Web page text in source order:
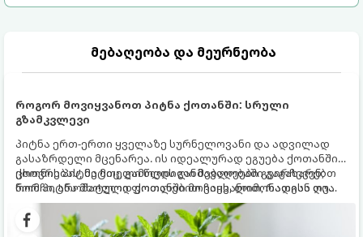
მებაღეობა და მეურნეობა
როგორ მოვიყვანოთ პიტნა ქოთანში: სრული
გზამკვლევი
პიტნა ერთ-ერთი ყველაზე სურნელოვანი და ადვილად
გასაზრდელი მცენარეა. ის იდეალურად ეგუება ქოთანში
ცხოვრებას, მეტიც, გამოცდილი მებაღეები გვირჩევენ,
რომ პიტნა მხოლოდ ქოთანში მოვიყვანოთ, რადგან ღია
გრუნტში (ბაღში) დარგვისას ის ფესვებით ძალიან
სწრაფად ვრცელდება და სხვა მცენარეებს ავიწროებს.
ქოთნის პიტნა მთელი წლის განმავლობაში გაგახარებთ
ნორჩი, არომატული ფოთლებით ჩაის, ლიმონათისა თუ
კერძებისთვის.